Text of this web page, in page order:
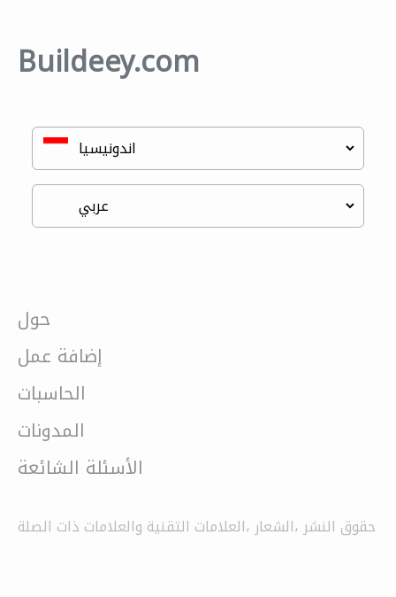
Buildeey.com
حول
إضافة عمل
الحاسبات
المدونات
الأسئلة الشائعة
حقوق النشر ،الشعار ،العلامات التقنية والعلامات ذات الصلة